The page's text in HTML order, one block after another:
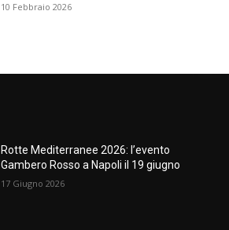
10 Febbraio 2026
Rotte Mediterranee 2026: l’evento
Gambero Rosso a Napoli il 19 giugno
17 Giugno 2026